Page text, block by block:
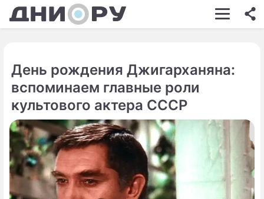
ШОУ-БИЗНЕС
КИНО
НЕДВИЖИМОСТЬ
ЗДОРОВЬЕ
ЭКОНОМИКА
ПРОИСШЕСТВИЯ
СОННИК
День рождения Джигарханяна:
вспоминаем главные роли
культового актера СССР